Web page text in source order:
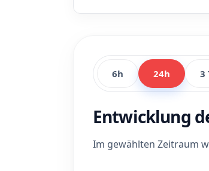
6h 24h 3
Entwicklung
Im gewählten Zeitraum